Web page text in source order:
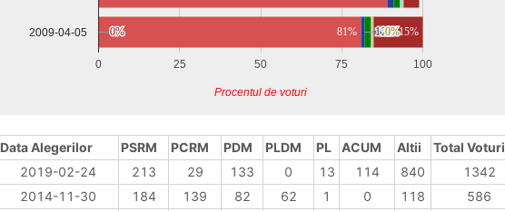
0 25 50 75 100
2009-04-05 0%
0% 81% 1%
1%2%
2%
1%
1%
0%
0%15%
Procentul de voturi
Data Alegerilor PSRM PCRM PDM PLDM PL ACUM Altii
Total Voturi
2019-02-24
213 29 133 0 13 114 840
1342
2014-11-30
184 139 82 62 1 0 118
586